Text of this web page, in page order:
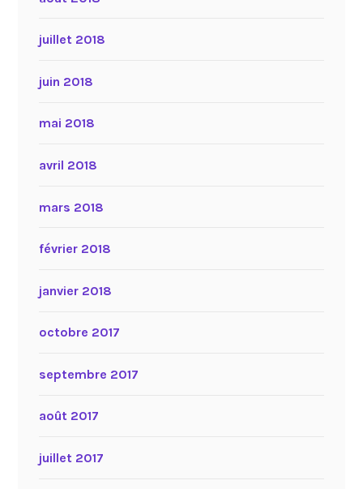
juillet 2018
juin 2018
mai 2018
avril 2018
mars 2018
février 2018
janvier 2018
octobre 2017
septembre 2017
août 2017
juillet 2017